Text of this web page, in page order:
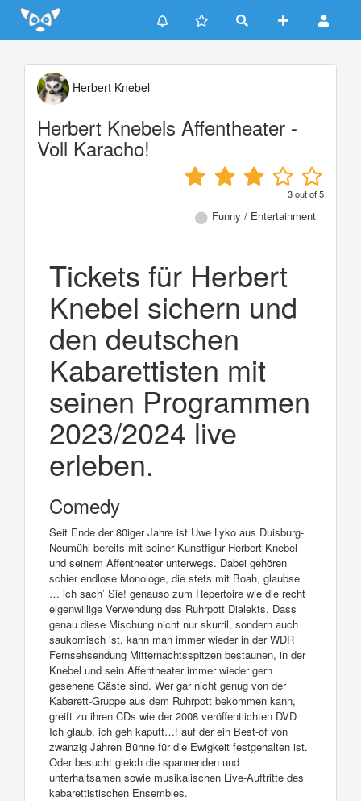
Update cookies preferences
Herbert Knebel
Herbert Knebels Affentheater -
Voll Karacho!
3out of5
Funny / Entertainment
Tickets für Herbert
Knebel sichern und
den deutschen
Kabarettisten mit
seinen Programmen
2023/2024 live
erleben.
Comedy
Seit Ende der 80iger Jahre ist Uwe Lyko aus Duisburg-
Neumühl bereits mit seiner Kunstfigur Herbert Knebel
und seinem Affentheater unterwegs. Dabei gehören
schier endlose Monologe, die stets mit Boah, glaubse
… ich sach’ Sie! genauso zum Repertoire wie die recht
eigenwillige Verwendung des Ruhrpott Dialekts. Dass
genau diese Mischung nicht nur skurril, sondern auch
saukomisch ist, kann man immer wieder in der WDR
Fernsehsendung Mitternachtsspitzen bestaunen, in der
Knebel und sein Affentheater immer wieder gern
gesehene Gäste sind. Wer gar nicht genug von der
Kabarett-Gruppe aus dem Ruhrpott bekommen kann,
greift zu ihren CDs wie der 2008 veröffentlichten DVD
Ich glaub, ich geh kaputt…! auf der ein Best-of von
zwanzig Jahren Bühne für die Ewigkeit festgehalten ist.
Oder besucht gleich die spannenden und
unterhaltsamen sowie musikalischen Live-Auftritte des
kabarettistischen Ensembles.